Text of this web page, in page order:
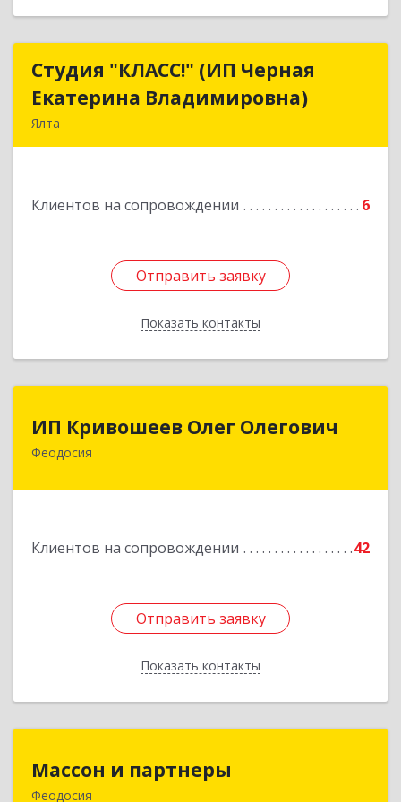
Студия "КЛАСС!" (ИП Черная
Екатерина Владимировна)
Ялта
Клиентов на сопровождении 6
Отправить заявку
Показать контакты
Студия "КЛАСС!" (ИП Черная
Екатерина Владимировна)
Отправить заявку
Назад
ИП Кривошеев Олег Олегович
Феодосия
Клиентов на сопровождении 42
Отправить заявку
Показать контакты
Отправить заявку
Назад
Массон и партнеры
Феодосия